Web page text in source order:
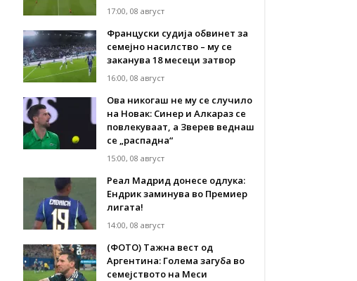
17:00, 08 август
Француски судија обвинет за
семејно насилство – му се
заканува 18 месеци затвор
16:00, 08 август
Ова никогаш не му се случило
на Новак: Синер и Алкараз се
повлекуваат, а Зверев веднаш
се „распадна“
15:00, 08 август
Реал Мадрид донесе одлука:
Eндрик заминува во Премиер
лигата!
14:00, 08 август
(ФОТО) Тажна вест од
Аргентина: Голема загуба во
семејството на Меси